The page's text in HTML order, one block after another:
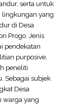
serta untuk
lingkungan yang
di Desa
Progo. Jenis
pendekatan
purposive,
peneliti
Sebagai subjek
Desa
warga yang